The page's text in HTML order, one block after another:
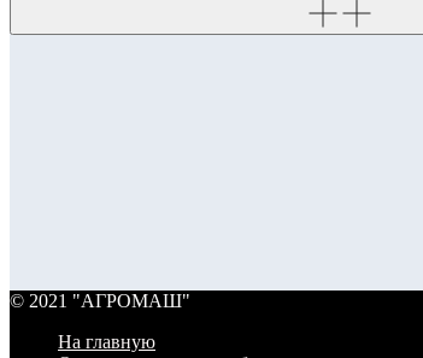
© 2021 "АГРОМАШ"
На главную